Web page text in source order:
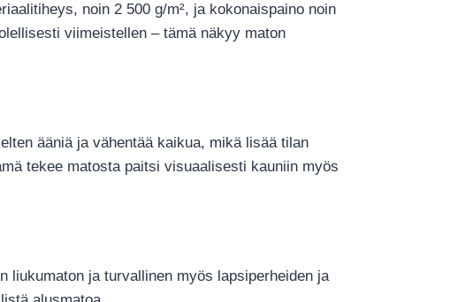
noin 2 500 g/m², ja kokonaispaino noin
viimeistellen – tämä näkyy maton
ääniä ja vähentää kaikua, mikä lisää tilan
tekee matosta paitsi visuaalisesti kauniin myös
liukumaton ja turvallinen myös lapsiperheiden ja